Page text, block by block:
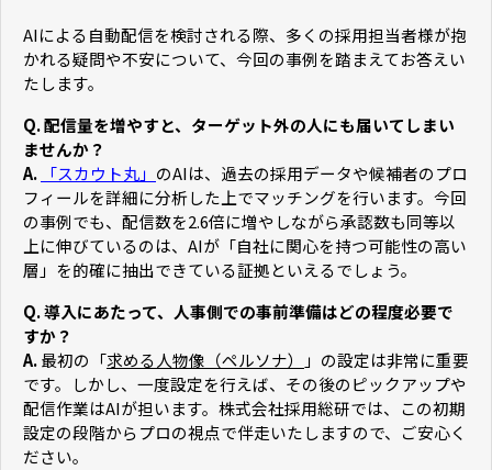
AIによる自動配信を検討される際、多くの採用担当者様が抱
かれる疑問や不安について、今回の事例を踏まえてお答えい
たします。
Q. 配信量を増やすと、ターゲット外の人にも届いてしまい
ませんか？
A.
「スカウト丸」 のAIは、過去の採用データや候補者のプロ
フィールを詳細に分析した上でマッチングを行います。今回
の事例でも、配信数を2.6倍に増やしながら承認数も同等以
上に伸びているのは、AIが「自社に関心を持つ可能性の高い
層」を的確に抽出できている証拠といえるでしょう。
Q. 導入にあたって、人事側での事前準備はどの程度必要で
すか？
A.最初の「求める人物像（ペルソナ）
」の設定は非常に重要
です。しかし、一度設定を行えば、その後のピックアップや
配信作業はAIが担います。株式会社採用総研では、この初期
設定の段階からプロの視点で伴走いたしますので、ご安心く
ださい。